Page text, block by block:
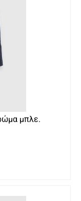
μπλε.